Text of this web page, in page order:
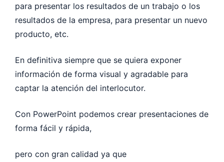
para presentar los resultados de un trabajo o los
resultados de la empresa, para presentar un nuevo
producto, etc.
En definitiva siempre que se quiera exponer
información de forma visual y agradable para
captar la atención del interlocutor.
Con PowerPoint podemos crear presentaciones de
forma fácil y rápida,
pero con gran calidad ya que